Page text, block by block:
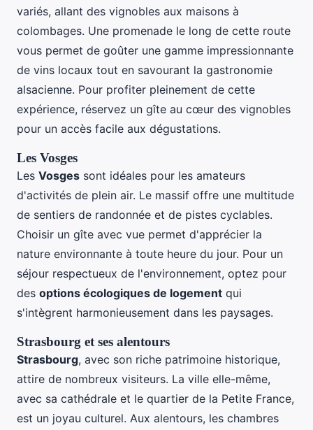
variés, allant des vignobles aux maisons à
colombages. Une promenade le long de cette route
vous permet de goûter une gamme impressionnante
de vins locaux tout en savourant la gastronomie
alsacienne. Pour profiter pleinement de cette
expérience, réservez un gîte au cœur des vignobles
pour un accès facile aux dégustations.
Les Vosges
Les Vosges sont idéales pour les amateurs
d'activités de plein air. Le massif offre une multitude
de sentiers de randonnée et de pistes cyclables.
Choisir un gîte avec vue permet d'apprécier la
nature environnante à toute heure du jour. Pour un
séjour respectueux de l'environnement, optez pour
des options écologiques de logement qui
s'intègrent harmonieusement dans les paysages.
Strasbourg et ses alentours
Strasbourg, avec son riche patrimoine historique,
attire de nombreux visiteurs. La ville elle-même,
avec sa cathédrale et le quartier de la Petite France,
est un joyau culturel. Aux alentours, les chambres